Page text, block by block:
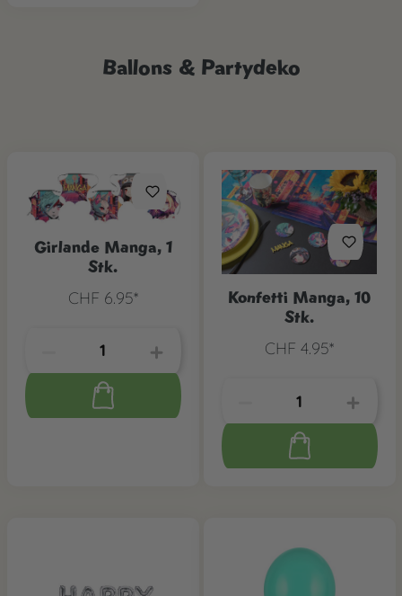
Ballons & Partydeko
Girlande Manga, 1
Stk.
CHF 6.95*
Konfetti Manga, 10
Stk.
CHF 4.95*